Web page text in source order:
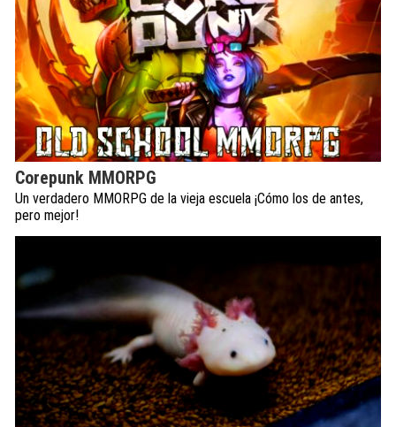
Corepunk MMORPG
Un verdadero MMORPG de la vieja escuela ¡Cómo los de antes,
pero mejor!